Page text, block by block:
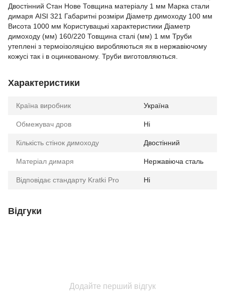
Двостінний Стан Нове Товщина матеріалу 1 мм Марка стали
димаря AISI 321 Габаритні розміри Діаметр димоходу 100 мм
Висота 1000 мм Користувацькі характеристики Діаметр
димоходу (мм) 160/220 Товщина сталі (мм) 1 мм Труби
утеплені з термоізоляцією виробляються як в нержавіючому
кожусі так і в оцинкованому. Труби виготовляються.
Характеристики
Країна виробник Україна
Обмежувач дров Ні
Кількість стінок димоходу Двостінний
Матеріал димаря Нержавіюча сталь
Відповідає стандарту Kratki Pro Ні
Відгуки
Додайте перший відгук